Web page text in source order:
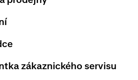
zákaznického servisu